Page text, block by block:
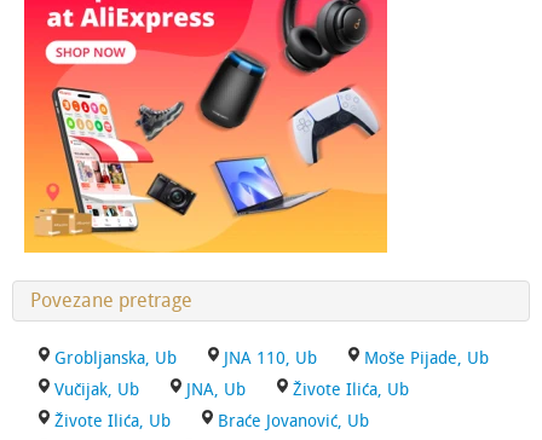
Povezane pretrage
Grobljanska, Ub JNA 110, Ub
Moše Pijade, Ub
Vučijak, Ub
JNA, Ub
Živote Ilića, Ub
Živote Ilića, Ub
Braće Jovanović, Ub